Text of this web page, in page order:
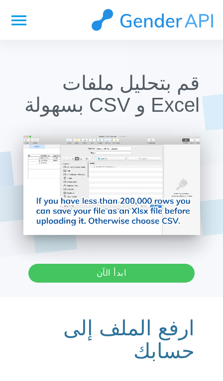
menu
قم بتحليل ملفات
Excel و CSV بسهولة
ابدأ الآن
ارفع الملف إلى
حسابك